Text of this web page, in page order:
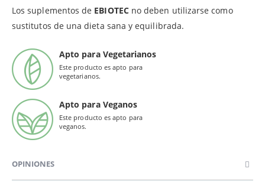
Los suplementos de EBIOTECno deben utilizarse como
sustitutos de una dieta sana y equilibrada.
Apto para Vegetarianos
Este producto es apto para
vegetarianos.
Apto para Veganos
Este producto es apto para
veganos.
OPINIONES